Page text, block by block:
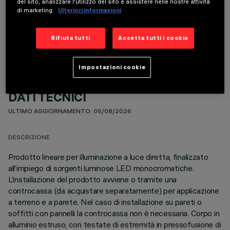
DATI TECNICI
ULTIMO AGGIORNAMENTO: 05/08/2026
DESCRIZIONE
Prodotto lineare per illuminazione a luce diretta, finalizzato
all’impiego di sorgenti luminose LED monocromatiche.
L’installazione del prodotto avviene o tramite una
controcassa (da acquistare separatamente) per applicazione
a terreno e a parete. Nel caso di installazione su pareti o
soffitti con pannelli la controcassa non è necessaria. Corpo in
alluminio estruso, con testate di estremità in pressofusione di
del sito, analizzare l'utilizzo del sito e assistere nelle nostre attività
di marketing. Ulteriori informazioni
Rifiuta tutti Accetta tutti i cookie
Impostazioni cookie